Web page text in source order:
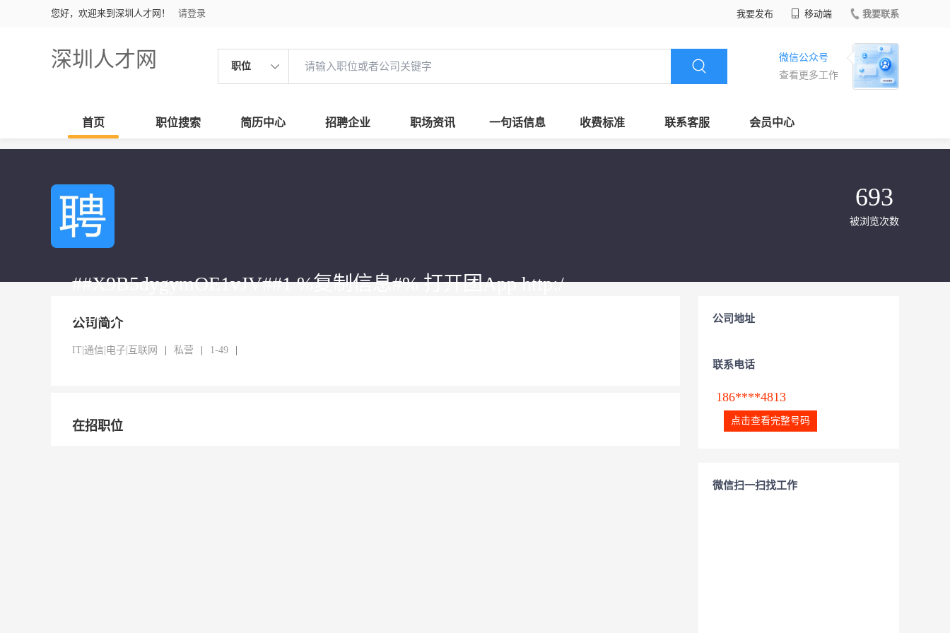
您好，欢迎来到深圳人才网！ 请登录 我要发布 移动端 我要联系
深圳人才网 职位
微信公众号
查看更多工作
首页 职位搜索 简历中心 招聘企业 职场资讯 一句话信息 收费标准 联系客服 会员中心
##X9B5dygymOE1vJV##1 %复制信息#% 打开团App http:/
¥ipNjcwMzEzNDQ¥一起领
IT|通信|电子|互联网 私营 1-49
693
被浏览次数
公司简介
在招职位
公司地址
联系电话
186****4813
点击查看完整号码
微信扫一扫找工作